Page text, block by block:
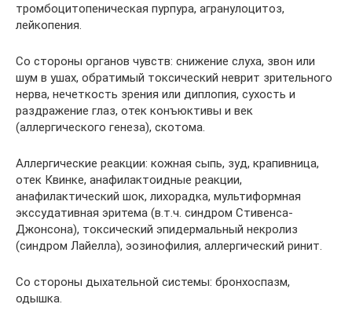
тромбоцитопеническая пурпура, агранулоцитоз,
лейкопения.
Со стороны органов чувств: снижение слуха, звон или
шум в ушах, обратимый токсический неврит зрительного
нерва, нечеткость зрения или диплопия, сухость и
раздражение глаз, отек конъюктивы и век
(аллергического генеза), скотома.
Аллергические реакции: кожная сыпь, зуд, крапивница,
отек Квинке, анафилактоидные реакции,
анафилактический шок, лихорадка, мультиформная
экссудативная эритема (в.т.ч. синдром Стивенса-
Джонсона), токсический эпидермальный некролиз
(синдром Лайелла), эозинофилия, аллергический ринит.
Со стороны дыхательной системы: бронхоспазм,
одышка.